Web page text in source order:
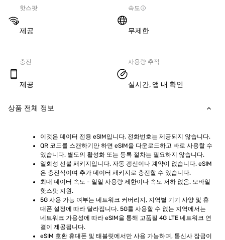
핫스팟
제공
속도
무제한
충전
제공
사용량 추적
실시간, 앱 내 확인
상품 전체 정보
이것은 데이터 전용 eSIM입니다. 전화번호는 제공되지 않습니다.
QR 코드를 스캔하기만 하면 eSIM을 다운로드하고 바로 사용할 수
있습니다. 별도의 활성화 또는 등록 절차는 필요하지 않습니다.
일회성 선불 패키지입니다. 자동 갱신이나 계약이 없습니다. eSIM
은 충전식이며 추가 데이터 패키지로 충전할 수 있습니다.
최대 데이터 속도 - 일일 사용량 제한이나 속도 저하 없음. 모바일
핫스팟 지원.
5G 사용 가능 여부는 네트워크 커버리지, 지역별 기기 사양 및 휴
대폰 설정에 따라 달라집니다. 5G를 사용할 수 없는 지역에서는
네트워크 가용성에 따라 eSIM을 통해 고품질 4G LTE 네트워크 연
결이 제공됩니다.
eSIM 호환 휴대폰 및 태블릿에서만 사용 가능하며, 통신사 잠금이